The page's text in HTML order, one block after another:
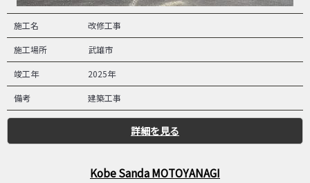
施工名 改修工事
施工場所 武雄市
竣工年 2025年
備考 建築工事
詳細を見る
Kobe Sanda MOTOYANAGI